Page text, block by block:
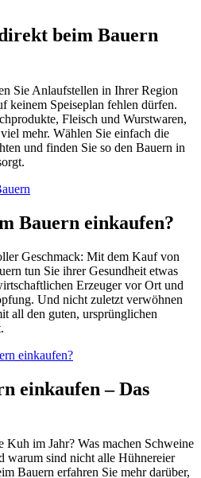
beim Bauern
Sie Anlaufstellen in Ihrer Region
keinem Speiseplan fehlen dürfen.
Fleisch und Wurstwaren,
mehr. Wählen Sie einfach die
und finden Sie so den Bauern in
Bauern einkaufen?
Geschmack: Mit dem Kauf von
tun Sie ihrer Gesundheit etwas
Erzeuger vor Ort und
Und nicht zuletzt verwöhnen
all den guten, ursprünglichen
einkaufen?
einkaufen – Das
im Jahr? Was machen Schweine
warum sind nicht alle Hühnereier
Bauern erfahren Sie mehr darüber,